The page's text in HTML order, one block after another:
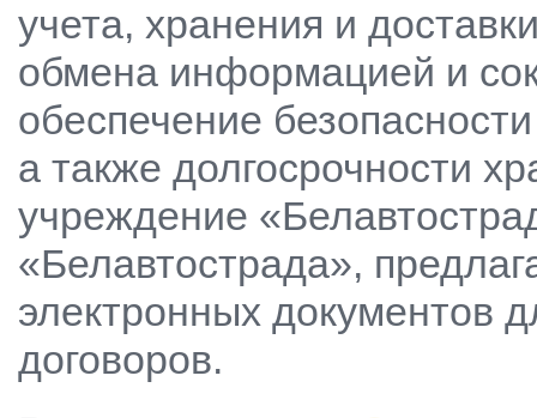
учета, хранения и
обмена информацией и
обеспечение
а также долгосрочности
учреждение
«Белавтострада»,
электронных документов
договоров.